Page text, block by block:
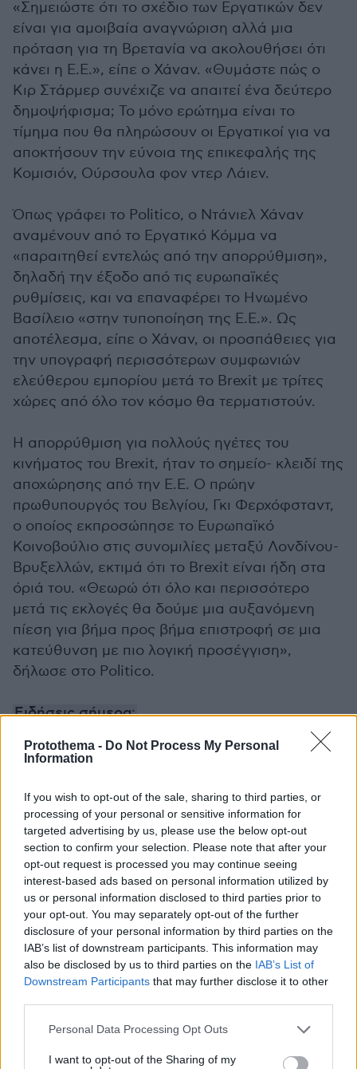
Protothema - Do Not Process My Personal
Information
If you wish to opt-out of the sale, sharing to third parties, or
processing of your personal or sensitive information for
targeted advertising by us, please use the below opt-out
section to confirm your selection. Please note that after your
opt-out request is processed you may continue seeing
interest-based ads based on personal information utilized by
us or personal information disclosed to third parties prior to
your opt-out. You may separately opt-out of the further
disclosure of your personal information by third parties on the
IAB’s list of downstream participants. This information may
also be disclosed by us to third parties on the IAB’s List of
Downstream Participants that may further disclose it to other
Please note that this website/app uses one or more Google
not limited to your visit or usage behaviour. You may click to
Personal Data Processing Opt Outs
I want to opt-out of the Sharing of my
«Σημειώστε ότι το σχέδιο των Εργατικών δεν
είναι για αμοιβαία αναγνώριση αλλά μια
πρόταση για τη Βρετανία να ακολουθήσει ότι
κάνει η Ε.Ε.», είπε ο Χάναν. «Θυμάστε πώς ο
Κιρ Στάρμερ συνέχιζε να απαιτεί ένα δεύτερο
δημοψήφισμα; Το μόνο ερώτημα είναι το
τίμημα που θα πληρώσουν οι Εργατικοί για να
αποκτήσουν την εύνοια της επικεφαλής της
Κομισιόν, Ούρσουλα φον ντερ Λάιεν.
Όπως γράφει το Politico, o Ντάνιελ Χάναν
αναμένουν από το Εργατικό Κόμμα να
«παραιτηθεί εντελώς από την απορρύθμιση»,
δηλαδή την έξοδο από τις ευρωπαϊκές
ρυθμίσεις, και να επαναφέρει το Ηνωμένο
Βασίλειο «στην τυποποίηση της Ε.Ε.». Ως
αποτέλεσμα, είπε ο Χάναν, οι προσπάθειες για
την υπογραφή περισσότερων συμφωνιών
ελεύθερου εμπορίου μετά το Brexit με τρίτες
χώρες από όλο τον κόσμο θα τερματιστούν.
Η απορρύθμιση για πολλούς ηγέτες του
κινήματος του Brexit, ήταν το σημείο- κλειδί της
αποχώρησης από την Ε.Ε. Ο πρώην
πρωθυπουργός του Βελγίου, Γκι Φερχόφσταντ,
ο οποίος εκπροσώπησε το Ευρωπαϊκό
Κοινοβούλιο στις συνομιλίες μεταξύ Λονδίνου-
Βρυξελλών, εκτιμά ότι το Brexit είναι ήδη στα
όριά του. «Θεωρώ ότι όλο και περισσότερο
μετά τις εκλογές θα δούμε μια αυξανόμενη
πίεση για βήμα προς βήμα επιστροφή σε μια
κατεύθυνση με πιο λογική προσέγγιση»,
δήλωσε στο Politico.
Ειδήσεις σήμερα:
Ο ευρωβουλευτής Φειδίας και ο YouTuber
μασήσει γόπα τσιγάρου
Οικογενειακή τραγωδία στην Κρήτη: «Ήταν
σαν αδέρφια» - Σε σοκ οι οικογένειες θύματος
και δράστη στην Κρήτη
Ντόναλντ Τραμπ: Διέρρευσε βίντεο να βρίζει
Μπάιντεν και Κάμαλα Χάρις, «είναι ένας γέρικος
σωρός από σκ...»
και μάθετε πρώτοι όλες τις ειδήσεις